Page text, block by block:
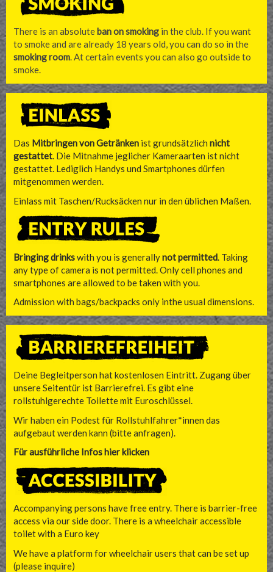
There is an absoluteban on smoking in the club. If you want
to smoke and are already 18 years old, you can do so in the
smoking room. At certain events you can also go outside to
smoke.
Das Mitbringen von Getränken ist grundsätzlich nicht
gestattet. Die Mitnahme jeglicher Kameraarten ist nicht
gestattet. Lediglich Handys und Smartphones dürfen
mitgenommen werden.
Einlass mit Taschen/Rucksäcken nur in den üblichen Maßen.
Bringing drinkswith you is generallynot permitted. Taking
any type of camera is not permitted. Only cell phones and
smartphones are allowed to be taken with you.
Admission with bags/backpacks only inthe usual dimensions.
Deine Begleitperson hat kostenlosen Eintritt. Zugang über
unsere Seitentür ist Barrierefrei. Es gibt eine
rollstuhlgerechte Toilette mit Euroschlüssel.
Wir haben ein Podest für Rollstuhlfahrer*innen das
aufgebaut werden kann (bitte anfragen).
Für ausführliche Infos hier klicken
Accompanying persons have free entry. There is barrier-free
access via our side door. There is a wheelchair accessible
toilet with a Euro key
We have a platform for wheelchair users that can be set up
(please inquire)